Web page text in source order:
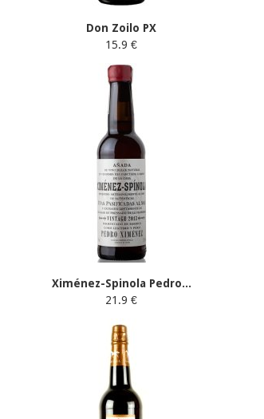
Don Zoilo PX
15.9 €
Ximénez-Spinola Pedro...
21.9 €